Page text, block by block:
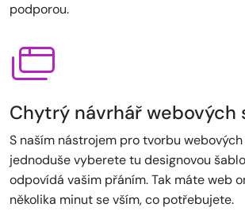
podporou.
Chytrý návrhář webových
S naším nástrojem pro tvorbu
jednoduše vyberete tu designovou
odpovídá vašim přáním. Tak máte web
několika minut se vším, co potřebujete.